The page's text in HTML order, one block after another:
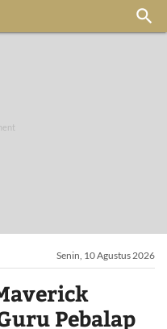

Senin, 10 Agustus 2026
Pebalap